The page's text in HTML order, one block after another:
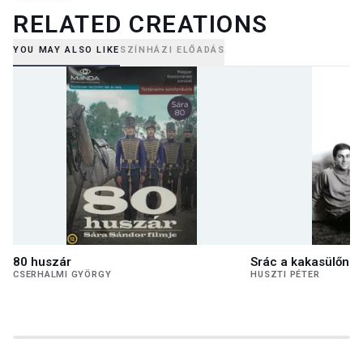
RELATED CREATIONS
YOU MAY ALSO LIKE SZÍNHÁZI ELŐADÁS
80 huszár
CSERHALMI GYÖRGY
Srác a kakasülőn
HUSZTI PÉTER